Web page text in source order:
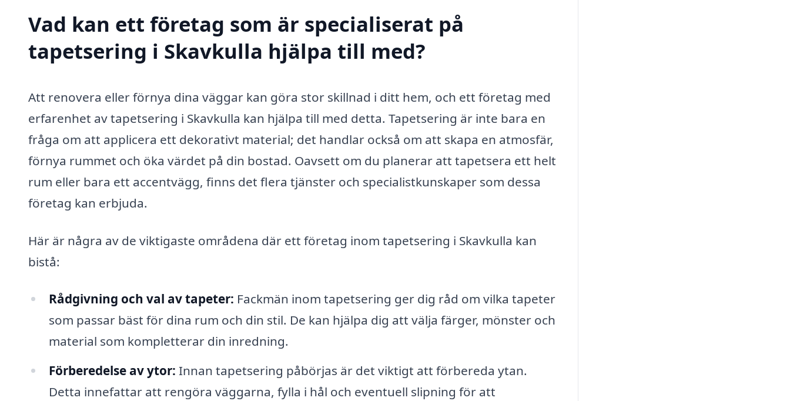
Vad kan ett företag som är specialiserat på
tapetsering i Skavkulla hjälpa till med?
Att renovera eller förnya dina väggar kan göra stor skillnad i ditt hem, och ett företag med
erfarenhet av tapetsering i Skavkulla kan hjälpa till med detta. Tapetsering är inte bara en
fråga om att applicera ett dekorativt material; det handlar också om att skapa en atmosfär,
förnya rummet och öka värdet på din bostad. Oavsett om du planerar att tapetsera ett helt
rum eller bara ett accentvägg, finns det flera tjänster och specialistkunskaper som dessa
företag kan erbjuda.
Här är några av de viktigaste områdena där ett företag inom tapetsering i Skavkulla kan
bistå:
Rådgivning och val av tapeter: Fackmän inom tapetsering ger dig råd om vilka tapeter
som passar bäst för dina rum och din stil. De kan hjälpa dig att välja färger, mönster och
material som kompletterar din inredning.
Förberedelse av ytor: Innan tapetsering påbörjas är det viktigt att förbereda ytan.
Detta innefattar att rengöra väggarna, fylla i hål och eventuell slipning för att